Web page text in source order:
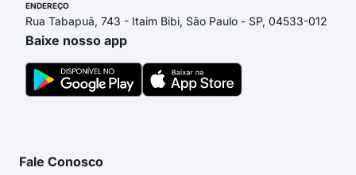
ENDEREÇO
Rua Tabapuã, 743 - Itaim Bibi, São Paulo - SP, 04533-012
Baixe nosso app
Fale Conosco